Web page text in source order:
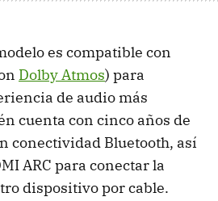
es compatible con
Dolby Atmos) para
de audio más
cuenta con cinco años de
conectividad Bluetooth, así
ARC para conectar la
dispositivo por cable.